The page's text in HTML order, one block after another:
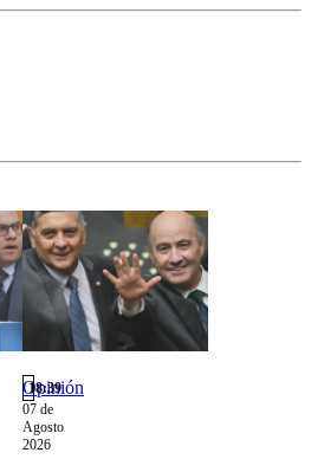
Opinión
18:39
07 de
Agosto
2026